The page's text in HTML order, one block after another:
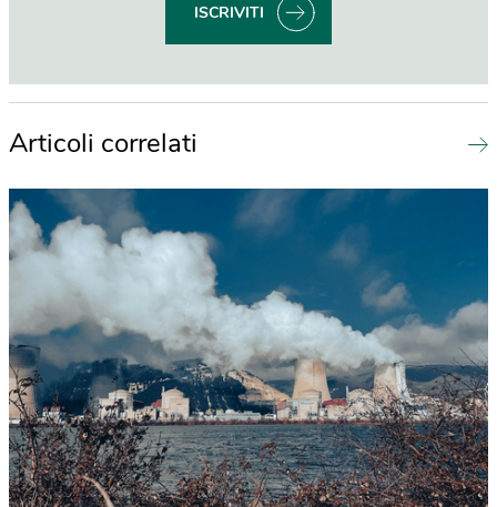
ISCRIVITI
Articoli correlati